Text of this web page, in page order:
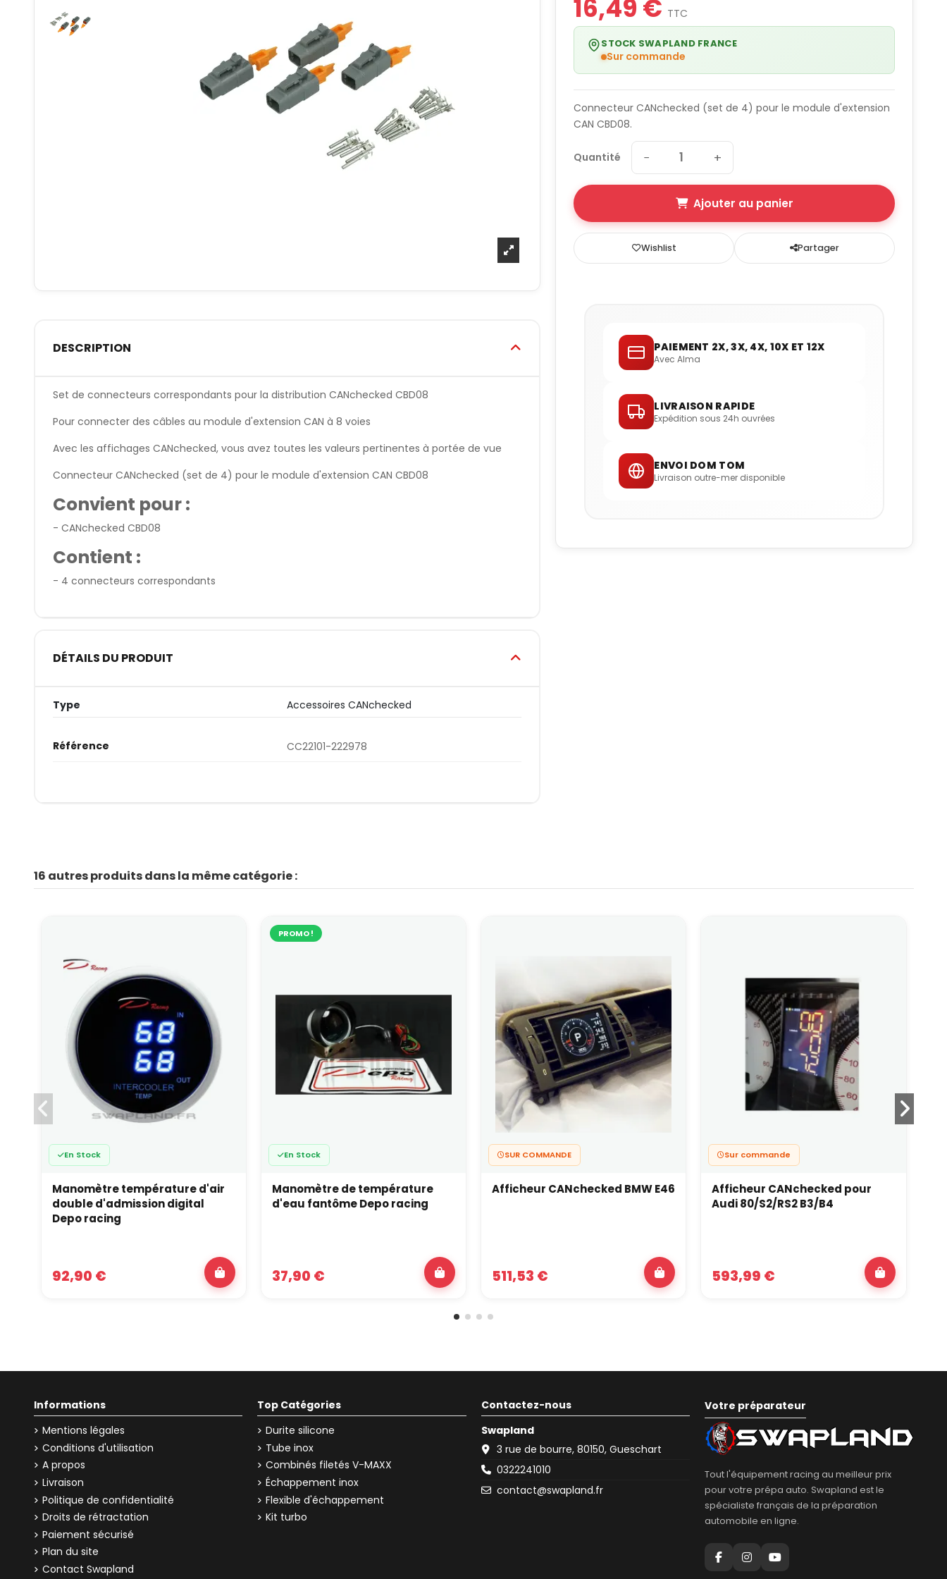
DESCRIPTION
Set de connecteurs correspondants pour la distribution CANchecked CBD08
Pour connecter des câbles au module d'extension CAN à 8 voies
Avec les affichages CANchecked, vous avez toutes les valeurs pertinentes à portée de vue
Connecteur CANchecked (set de 4) pour le module d'extension CAN CBD08
Convient pour :
- CANchecked CBD08
Contient :
- 4 connecteurs correspondants
DÉTAILS DU PRODUIT
Type Accessoires CANchecked
Référence CC22101-222978
16,49 € TTC
STOCK SWAPLAND FRANCE
Sur commande
Connecteur CANchecked (set de 4) pour le module d'extension
CAN CBD08.
Quantité − +
Ajouter au panier
Wishlist Partager
PAIEMENT 2X, 3X, 4X, 10X ET 12X
Avec Alma
LIVRAISON RAPIDE
Expédition sous 24h ouvrées
ENVOI DOM TOM
Livraison outre-mer disponible
16 autres produits dans la même catégorie :
En Stock
Manomètre température d'air
double d'admission digital
Depo racing
92,90 €
PROMO !
En Stock
Manomètre de température
d'eau fantôme Depo racing
37,90 €
SUR COMMANDE
Afficheur CANchecked BMW E46
511,53 €
Sur commande
Afficheur CANchecked pour
Audi 80/S2/RS2 B3/B4
593,99 €
Informations
Mentions légales
Conditions d'utilisation
A propos
Livraison
Politique de confidentialité
Droits de rétractation
Paiement sécurisé
Plan du site
Contact Swapland
Top Catégories
Durite silicone
Tube inox
Combinés filetés V-MAXX
Échappement inox
Flexible d'échappement
Kit turbo
Contactez-nous
Swapland
3 rue de bourre, 80150, Gueschart
0322241010
contact@swapland.fr
Votre préparateur
Tout l'équipement racing au meilleur prix
pour votre prépa auto. Swapland est le
spécialiste français de la préparation
automobile en ligne.